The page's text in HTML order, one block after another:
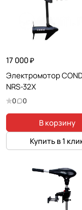
17 000 ₽
Электромотор
NRS-32X
0 0
В корзину
Купить в 1